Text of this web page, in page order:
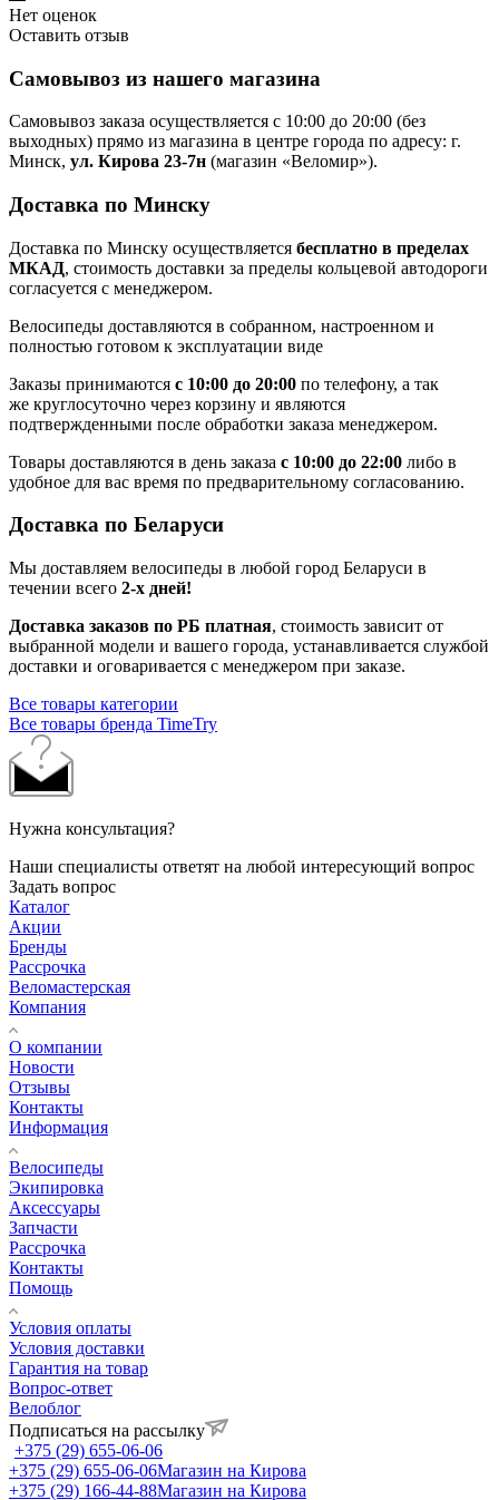
Нет оценок
Оставить отзыв
Самовывоз из нашего магазина
Самовывоз заказа осуществляется с 10:00 до 20:00 (без
выходных) прямо из магазина в центре города по адресу: г.
Минск, ул. Кирова 23-7н (магазин «Веломир»).
Доставка по Минску
Доставка по Минску осуществляется бесплатно в пределах
МКАД, стоимость доставки за пределы кольцевой автодороги
согласуется с менеджером.
Велосипеды доставляются в собранном, настроенном и
полностью готовом к эксплуатации виде
Заказы принимаются с 10:00 до 20:00 по телефону, а так
же круглосуточно через корзину и являются
подтвержденными после обработки заказа менеджером.
Товары доставляются в день заказа с 10:00 до 22:00 либо в
удобное для вас время по предварительному согласованию.
Доставка по Беларуси
Мы доставляем велосипеды в любой город Беларуси в
течении всего 2-х дней!
Доставка заказов по РБ платная, стоимость зависит от
выбранной модели и вашего города, устанавливается службой
доставки и оговаривается с менеджером при заказе.
Все товары категории
Все товары бренда TimeTry
Нужна консультация?
Наши специалисты ответят на любой интересующий вопрос
Задать вопрос
Каталог
Акции
Бренды
Рассрочка
Веломастерская
Компания
О компании
Новости
Отзывы
Контакты
Информация
Велосипеды
Экипировка
Аксессуары
Запчасти
Рассрочка
Контакты
Помощь
Условия оплаты
Условия доставки
Гарантия на товар
Вопрос-ответ
Велоблог
Подписаться на рассылку
+375 (29) 655-06-06
+375 (29) 655-06-06Магазин на Кирова
+375 (29) 166-44-88Магазин на Кирова